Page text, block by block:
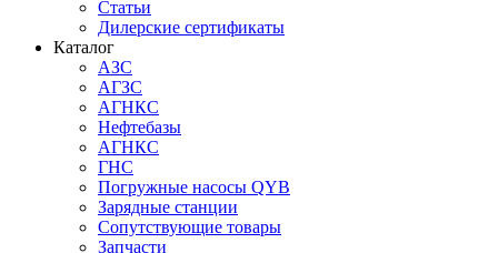
Статьи
Дилерские сертификаты
Каталог
АЗС
АГЗС
АГНКС
Нефтебазы
АГНКС
ГНС
Погружные насосы QYB
Зарядные станции
Сопутствующие товары
Запчасти